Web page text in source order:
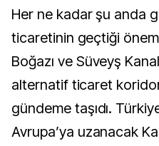
Her ne kadar şu anda
ticaretinin geçtiği
Boğazı ve Süveyş
alternatif ticaret
gündeme taşıdı.
Avrupa’ya uzanacak